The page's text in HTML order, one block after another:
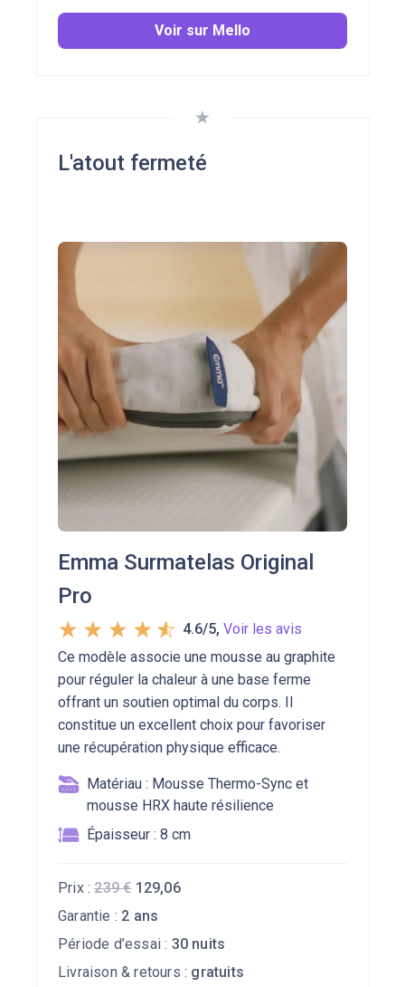
Voir sur Mello
L'atout fermeté
Emma Surmatelas Original
Pro
Ce modèle associe une mousse au graphite
pour réguler la chaleur à une base ferme
offrant un soutien optimal du corps. Il
constitue un excellent choix pour favoriser
une récupération physique efficace.
Matériau : Mousse Thermo-Sync et
mousse HRX haute résilience
Épaisseur : 8 cm
4.6/5, Voir les avis
Prix :239€ 129,06
Période d’essai : 30 nuits
Garantie : 2 ans
Livraison & retours : gratuits